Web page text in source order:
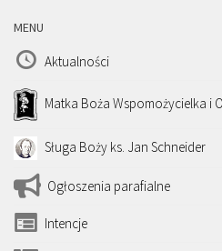
MENU
Aktualności
Matka Boża Wspomożycielka i
Sługa Boży ks. Jan Schneider
Ogłoszenia parafialne
Intencje